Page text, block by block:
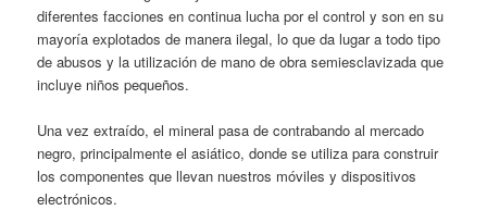
diferentes facciones en continua lucha por el control y son en su
mayoría explotados de manera ilegal, lo que da lugar a todo tipo
de abusos y la utilización de mano de obra semiesclavizada que
incluye niños pequeños.
Una vez extraído, el mineral pasa de contrabando al mercado
negro, principalmente el asiático, donde se utiliza para construir
los componentes que llevan nuestros móviles y dispositivos
electrónicos.